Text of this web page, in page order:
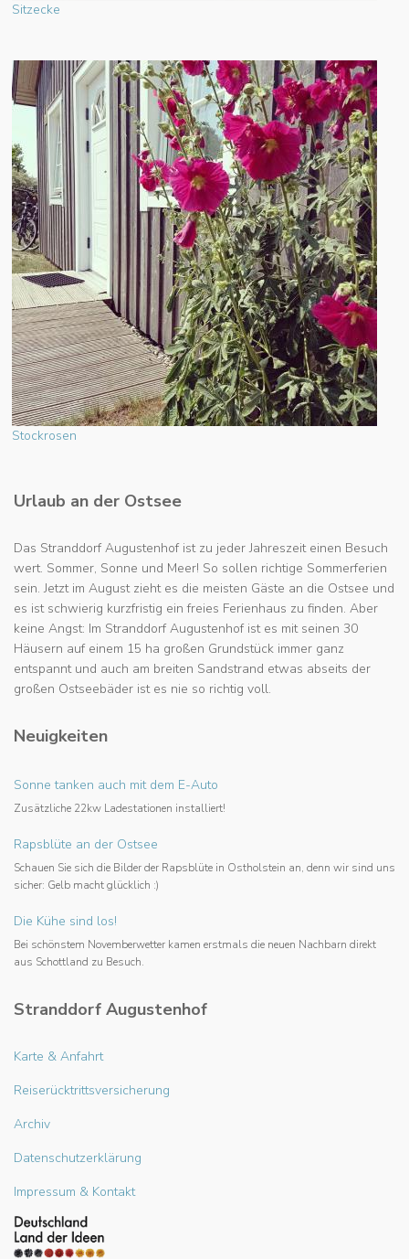
Sitzecke
Stockrosen
Urlaub an der Ostsee
Das Stranddorf Augustenhof ist zu jeder Jahreszeit einen Besuch
wert. Sommer, Sonne und Meer! So sollen richtige Sommerferien
sein. Jetzt im August zieht es die meisten Gäste an die Ostsee und
es ist schwierig kurzfristig ein freies Ferienhaus zu finden. Aber
keine Angst: Im Stranddorf Augustenhof ist es mit seinen 30
Häusern auf einem 15 ha großen Grundstück immer ganz
entspannt und auch am breiten Sandstrand etwas abseits der
großen Ostseebäder ist es nie so richtig voll.
Neuigkeiten
Sonne tanken auch mit dem E-Auto
Zusätzliche 22kw Ladestationen installiert!
Rapsblüte an der Ostsee
Schauen Sie sich die Bilder der Rapsblüte in Ostholstein an, denn wir sind uns
sicher: Gelb macht glücklich :)
Die Kühe sind los!
Bei schönstem Novemberwetter kamen erstmals die neuen Nachbarn direkt
aus Schottland zu Besuch.
Stranddorf Augustenhof
Karte & Anfahrt
Reiserücktrittsversicherung
Archiv
Datenschutzerklärung
Impressum & Kontakt